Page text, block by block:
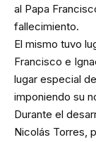
al Papa
fallecimiento.
El mismo tuvo
Francisco e
lugar especial
imponiendo su
Durante el
Nicolás Torres,